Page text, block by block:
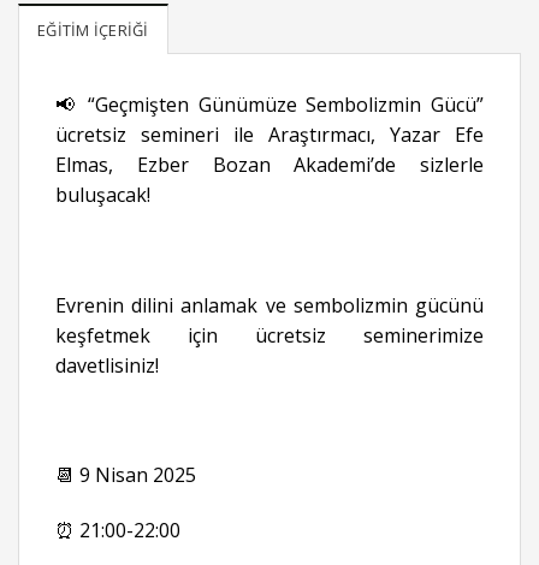
EĞITIM İÇERIĞI
📢 “Geçmişten Günümüze Sembolizmin Gücü”
ücretsiz semineri ile Araştırmacı, Yazar Efe
Elmas, Ezber Bozan Akademi’de sizlerle
buluşacak!
Evrenin dilini anlamak ve sembolizmin gücünü
keşfetmek için ücretsiz seminerimize
davetlisiniz!
📆 9 Nisan 2025
⏰ 21:00-22:00